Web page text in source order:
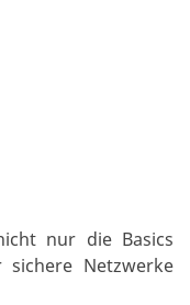
nur die Basics
Netzwerke